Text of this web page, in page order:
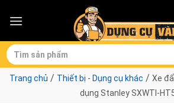
Tìm
kiếm:
Trang chủ / Thiết bị - Dụng cụ khác / Xe
dụng Stanley SXWTI-